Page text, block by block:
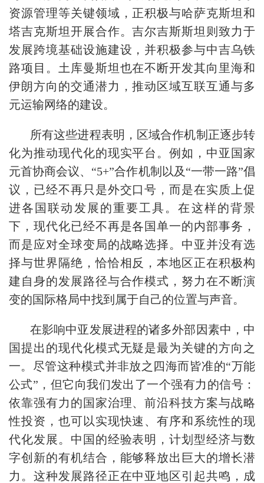
资源管理等关键领域，正积极与哈萨克斯坦和
塔吉克斯坦开展合作。吉尔吉斯斯坦则致力于
发展跨境基础设施建设，并积极参与中吉乌铁
路项目。土库曼斯坦也在不断开发其向里海和
伊朗方向的交通潜力，推动区域互联互通与多
元运输网络的建设。
所有这些进程表明，区域合作机制正逐步转
化为推动现代化的现实平台。例如，中亚国家
元首协商会议、“5+”合作机制以及“一带一路”倡
议，已经不再只是外交口号，而是在实质上促
进各国联动发展的重要工具。在这样的背景
下，现代化已经不再是各国单一的内部事务，
而是应对全球变局的战略选择。中亚并没有选
择与世界隔绝，恰恰相反，本地区正在积极构
建自身的发展路径与合作模式，努力在不断演
变的国际格局中找到属于自己的位置与声音。
在影响中亚发展进程的诸多外部因素中，中
国提出的现代化模式无疑是最为关键的方向之
一。尽管这种模式并非放之四海而皆准的“万能
公式”，但它向我们发出了一个强有力的信号：
依靠强有力的国家治理、前沿科技方案与战略
性投资，也可以实现快速、有序和系统性的现
代化发展。中国的经验表明，计划型经济与数
字创新的有机结合，能够释放出巨大的增长潜
力。这种发展路径正在中亚地区引起共鸣，成